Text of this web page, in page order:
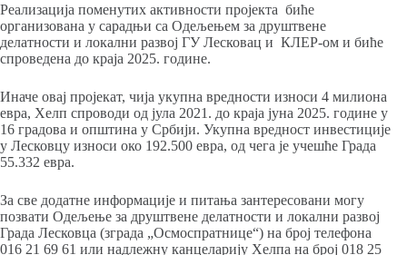
Реализација поменутих активности пројекта биће
организована у сарадњи са Одељењем за друштвене
делатности и локални развој ГУ Лесковац и КЛЕР-ом и биће
спроведена до краја 2025. године.
Иначе овај пројекат, чија укупна вредности износи 4 милиона
евра, Хелп спроводи од јула 2021. до краја јуна 2025. године у
16 градова и општина у Србији. Укупна вредност инвестиције
у Лесковцу износи око 192.500 евра, од чега је учешће Града
55.332 евра.
За све додатне информације и питања зантересовани могу
позвати Одељење за друштвене делатности и локални развој
Града Лесковца (зграда „Осмоспратнице“) на број телефона
016 21 69 61 или надлежну канцеларију Хелпа на број 018 25